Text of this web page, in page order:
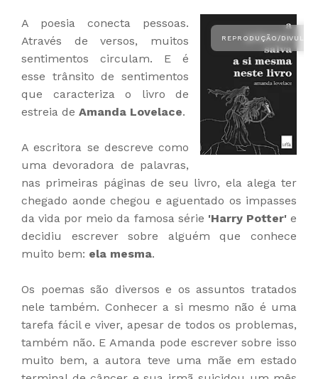
A poesia conecta pessoas.
Através de versos, muitos
sentimentos circulam. E é
esse trânsito de sentimentos
que caracteriza o livro de
estreia de Amanda Lovelace.
A escritora se descreve como
uma devoradora de palavras,
nas primeiras páginas de seu livro, ela alega ter
chegado aonde chegou e aguentado os impasses
da vida por meio da famosa série 'Harry Potter'e
decidiu escrever sobre alguém que conhece
muito bem: ela mesma.
Os poemas são diversos e os assuntos tratados
nele também. Conhecer a si mesmo não é uma
tarefa fácil e viver, apesar de todos os problemas,
também não. E Amanda pode escrever sobre isso
muito bem, a autora teve uma mãe em estado